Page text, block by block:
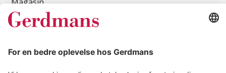
Tips & guides
Kontakt